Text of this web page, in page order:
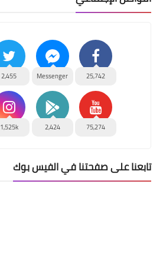
25,742
Messenger
2,455
75,274
2,424
1,525k
تابعنا على صفحتنا في الفيس بوك